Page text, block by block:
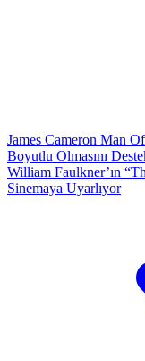
James Cameron Man
Boyutlu Olmasını
William Faulkner’ın
Sinemaya Uyarlıyor